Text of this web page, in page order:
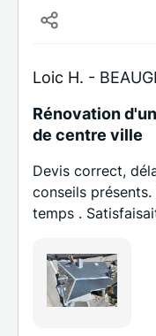
Loic H. -
Rénovation
de centre ville
Devis correct,
conseils
temps .